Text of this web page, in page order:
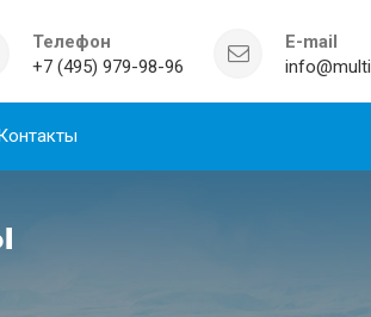
Телефон
+7 (495) 979-98-96
E-mail